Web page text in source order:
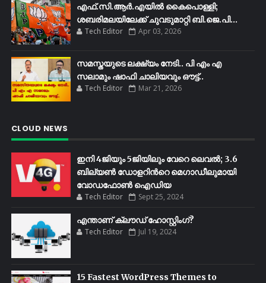
എഫ്​.സി.ആർ.എയിൽ കൈപൊള്ളി;
ശബരിമലയിലേക്ക്​ ചുവടുമാറ്റി ബി.ജെ.പി...
Tech Editor Apr 03, 2026
സമസ്തയുടെ ലക്ഷ്യം നേടി.. പി എം എ
സലാമും ഷാഫി ചാലിയവും ഔട്ട്..
Tech Editor Mar 21, 2026
CLOUD NEWS
ഇനി 4ജിയും 5ജിയിലും വേറെ ലെവൽ; 3.6
ബില്യണ്‍ ഡോളറിന്‍റെ മെഗാഡീലുമായി
വോഡഫോണ്‍ ഐഡിയ
Tech Editor Sept 25, 2024
എന്താണ് ക്ലൗഡ് ഹോസ്റ്റിംഗ്?
Tech Editor Jul 19, 2024
15 Fastest WordPress Themes to